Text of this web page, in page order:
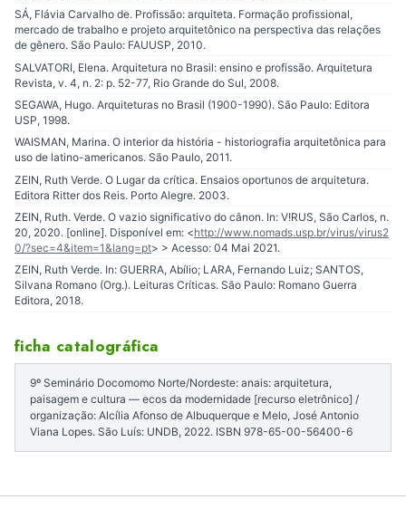
SÁ, Flávia Carvalho de. Profissão: arquiteta. Formação profissional,
mercado de trabalho e projeto arquitetônico na perspectiva das relações
de gênero. São Paulo: FAUUSP, 2010.
SALVATORI, Elena. Arquitetura no Brasil: ensino e profissão. Arquitetura
Revista, v. 4, n. 2: p. 52-77, Rio Grande do Sul, 2008.
SEGAWA, Hugo. Arquiteturas no Brasil (1900-1990). São Paulo: Editora
USP, 1998.
WAISMAN, Marina. O interior da história - historiografia arquitetônica para
uso de latino-americanos. São Paulo, 2011.
ZEIN, Ruth Verde. O Lugar da crítica. Ensaios oportunos de arquitetura.
Editora Ritter dos Reis. Porto Alegre. 2003.
ZEIN, Ruth. Verde. O vazio significativo do cânon. In: V!RUS, São Carlos, n.
20, 2020. [online]. Disponível em: <http://www.nomads.usp.br/virus/virus2
0/?sec=4&item=1&lang=pt> > Acesso: 04 Mai 2021.
ZEIN, Ruth Verde. In: GUERRA, Abílio; LARA, Fernando Luiz; SANTOS,
Silvana Romano (Org.). Leituras Críticas. São Paulo: Romano Guerra
Editora, 2018.
ficha catalográfica
9º Seminário Docomomo Norte/Nordeste: anais: arquitetura,
paisagem e cultura — ecos da modernidade [recurso eletrônico] /
organização: Alcília Afonso de Albuquerque e Melo, José Antonio
Viana Lopes. São Luís: UNDB, 2022. ISBN 978-65-00-56400-6